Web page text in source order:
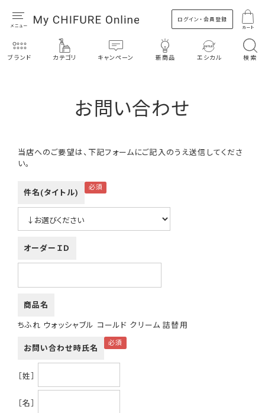
ログイン・会員登録
カート
ブランド カテゴリ キャンペーン 新商品 エシカル 検索
お問い合わせ
当店へのご要望は、下記フォームにご記入のうえ送信してくださ
い。
件名(タイトル)
オーダーＩＤ
商品名
ちふれ ウォッシャブル コールド クリーム 詰替用
お問い合わせ時氏名
［姓］
［名］